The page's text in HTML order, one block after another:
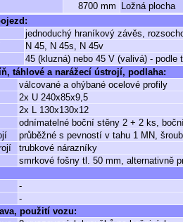
8700 mm
Ložná plocha
jednoduchý hraníkový závěs,
N 45, N 45s, N 45v
45 (kluzná) nebo 45 V (valivá) - podle
táhlové a narážecí ústrojí, podlaha:
válcované a ohýbané ocelové profily
2x U 240x85x9,5
2x L 130x130x12
odnímatelné boční stěny 2 + 2 ks,
průběžné s pevností v tahu 1 MN,
trubkové nárazníky
smrkové fošny tl. 50 mm, alternativně
-
-
použití vozu: